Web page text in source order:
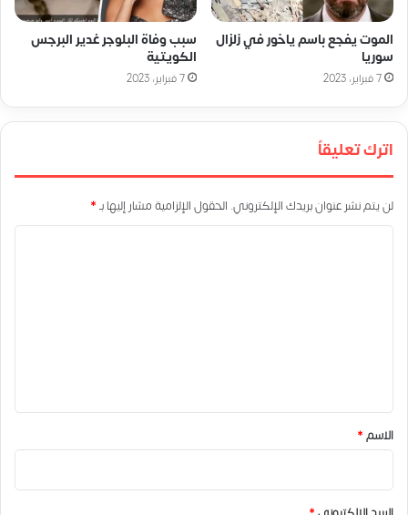
الموت يفجع باسم ياخور في زلزال
سوريا
7 فبراير، 2023
سبب وفاة البلوجر غدير البرجس
الكويتية
7 فبراير، 2023
اترك تعليقاً
لن يتم نشر عنوان بريدك الإلكتروني. الحقول الإلزامية مشار إليها بـ*
*
الاسم*